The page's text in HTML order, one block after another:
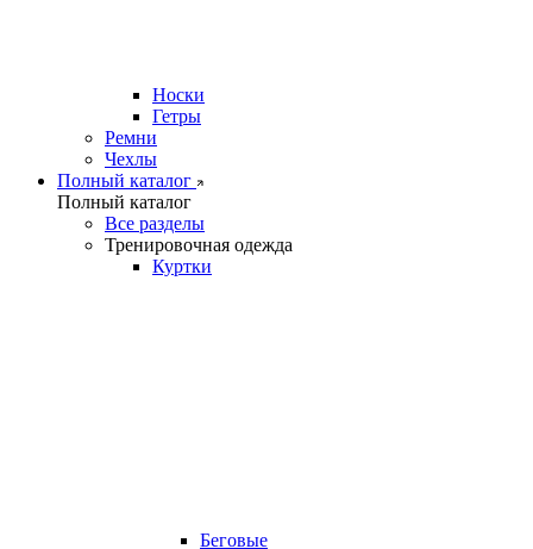
Носки
Гетры
Ремни
Чехлы
Полный каталог
Полный каталог
Все разделы
Тренировочная одежда
Куртки
Беговые